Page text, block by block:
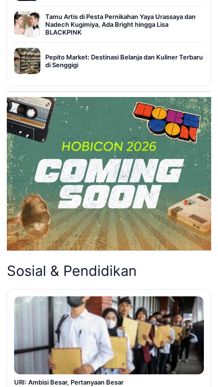
Tamu Artis di Pesta Pernikahan Yaya Urassaya dan
Nadech Kugimiya, Ada Bright hingga Lisa
BLACKPINK
Pepito Market: Destinasi Belanja dan Kuliner Terbaru
di Senggigi
Sosial & Pendidikan
URI: Ambisi Besar, Pertanyaan Besar